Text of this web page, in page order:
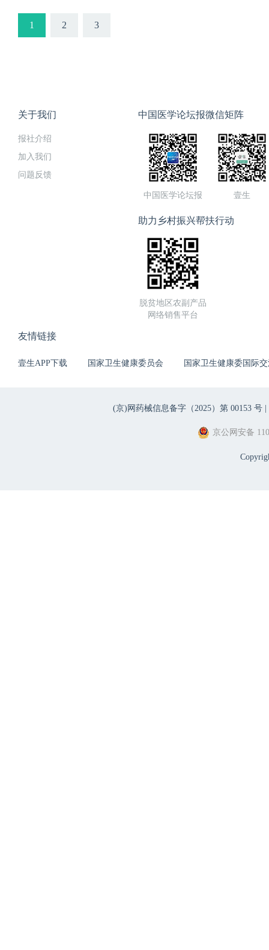
1 2 3
关于我们
报社介绍
加入我们
问题反馈
中国医学论坛报微信矩阵
中国医学论坛报 壹生
助力乡村振兴帮扶行动
脱贫地区农副产品
网络销售平台
友情链接
壹生APP下载 国家卫生健康委员会 国家卫生健康委国际
(京)网药械信息备字（2025）第 00153 号 |
京公网安备